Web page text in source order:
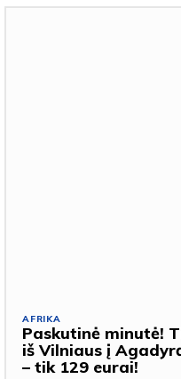
AFRIKA
Paskutinė minutė!
iš Vilniaus į
– tik 129 eurai!